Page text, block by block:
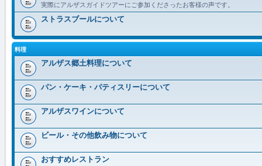
実際にアルザスガイドツアーにご参加くださったお客様の声です。
ストラスブールについて
料理
アルザス郷土料理について
パン・ケーキ・パティスリーについて
アルザスワインについて
ビール・その他飲み物について
おすすめレストラン